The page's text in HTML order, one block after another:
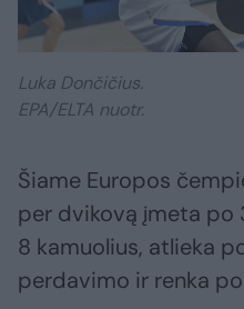
Luka Dončičius.
EPA/ELTA nuotr.
Šiame Europos
per dvikovą įmeta po
8 kamuolius, atlieka
perdavimo ir renka